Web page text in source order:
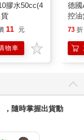
膠水50cc(4
11 元
物車
德國
控
凝露
調
滋
73 折
，隨時掌握出貨動